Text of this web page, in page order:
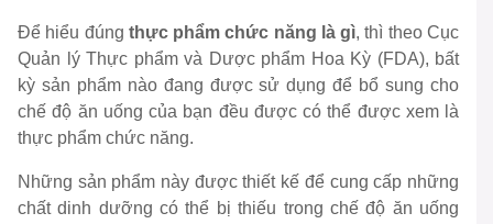
Để hiểu đúng thực phẩm chức năng là gì, thì theo Cục
Quản lý Thực phẩm và Dược phẩm Hoa Kỳ (FDA), bất
kỳ sản phẩm nào đang được sử dụng để bổ sung cho
chế độ ăn uống của bạn đều được có thể được xem là
thực phẩm chức năng.
Những sản phẩm này được thiết kế để cung cấp những
chất dinh dưỡng có thể bị thiếu trong chế độ ăn uống